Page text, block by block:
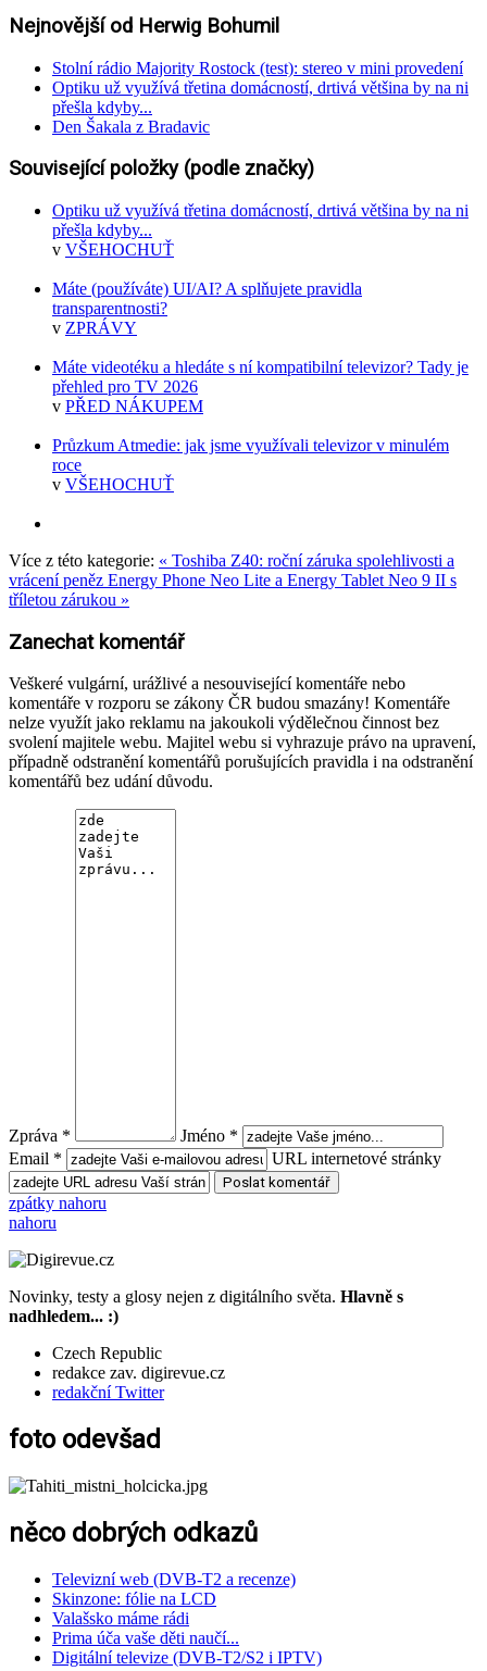
Nejnovější od Herwig Bohumil
Stolní rádio Majority Rostock (test): stereo v mini provedení
Optiku už využívá třetina domácností, drtivá většina by na ni
přešla kdyby...
Den Šakala z Bradavic
Související položky (podle značky)
Optiku už využívá třetina domácností, drtivá většina by na ni
přešla kdyby...
v VŠEHOCHUŤ
Máte (používáte) UI/AI? A splňujete pravidla
transparentnosti?
v ZPRÁVY
Máte videotéku a hledáte s ní kompatibilní televizor? Tady je
přehled pro TV 2026
v PŘED NÁKUPEM
Průzkum Atmedie: jak jsme využívali televizor v minulém
roce
v VŠEHOCHUŤ
Více z této kategorie: « Toshiba Z40: roční záruka spolehlivosti a
vrácení peněz Energy Phone Neo Lite a Energy Tablet Neo 9 II s
tříletou zárukou »
Zanechat komentář
Veškeré vulgární, urážlivé a nesouvisející komentáře nebo
komentáře v rozporu se zákony ČR budou smazány! Komentáře
nelze využít jako reklamu na jakoukoli výdělečnou činnost bez
svolení majitele webu. Majitel webu si vyhrazuje právo na upravení,
případně odstranění komentářů porušujících pravidla i na odstranění
komentářů bez udání důvodu.
Zpráva *
Jméno *
Email *
URL internetové stránky
zpátky nahoru
nahoru
Novinky, testy a glosy nejen z digitálního světa. Hlavně s
nadhledem... :)
Czech Republic
redakce zav. digirevue.cz
redakční Twitter
foto odevšad
něco dobrých odkazů
Televizní web (DVB-T2 a recenze)
Skinzone: fólie na LCD
Valašsko máme rádi
Prima úča vaše děti naučí...
Digitální televize (DVB-T2/S2 i IPTV)